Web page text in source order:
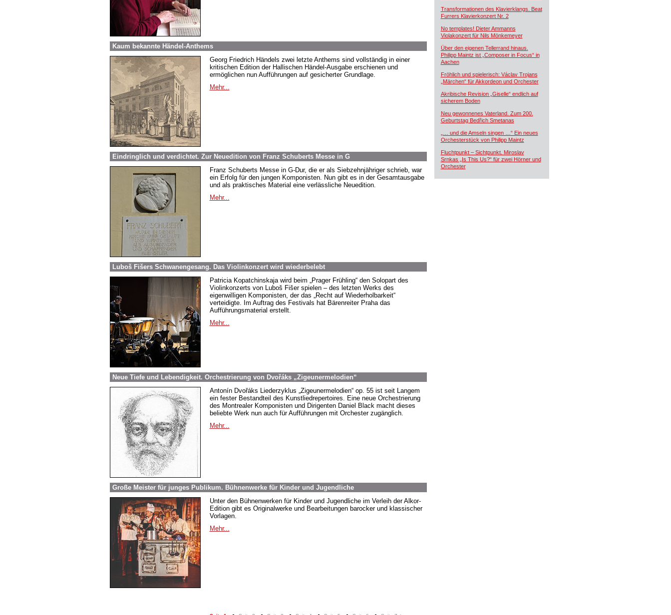
Kaum bekannte Händel-Anthems
Georg Friedrich Händels zwei letzte Anthems sind vollständig in einer
kritischen Edition der Hallischen Händel-Ausgabe erschienen und
ermöglichen nun Aufführungen auf gesicherter Grundlage.
Mehr...
Eindringlich und verdichtet. Zur Neuedition von Franz Schuberts Messe in G
Franz Schuberts Messe in G-Dur, die er als Siebzehnjähriger schrieb, war
ein Erfolg für den jungen Komponisten. Nun gibt es in der Gesamtausgabe
und als praktisches Material eine verlässliche Neuedition.
Mehr...
Luboš Fišers Schwanengesang. Das Violinkonzert wird wiederbelebt
Patricia Kopatchinskaja wird beim „Prager Frühling“ den Solopart des
Violinkonzerts von Luboš Fišer spielen – des letzten Werks des
eigenwilligen Komponisten, der das „Recht auf Wiederholbarkeit“
verteidigte. Im Auftrag des Festivals hat Bärenreiter Praha das
Aufführungsmaterial erstellt.
Mehr...
Neue Tiefe und Lebendigkeit. Orchestrierung von Dvořáks „Zigeunermelodien“
Antonín Dvořáks Liederzyklus „Zigeunermelodien“ op. 55 ist seit Langem
ein fester Bestandteil des Kunstliedrepertoires. Eine neue Orchestrierung
des Montrealer Komponisten und Dirigenten Daniel Black macht dieses
beliebte Werk nun auch für Aufführungen mit Orchester zugänglich.
Mehr...
Große Meister für junges Publikum. Bühnenwerke für Kinder und Jugendliche
Unter den Bühnenwerken für Kinder und Jugendliche im Verleih der Alkor-
Edition gibt es Originalwerke und Bearbeitungen barocker und klassischer
Vorlagen.
Mehr...
Transformationen des Klavierklangs. Beat
Furrers Klavierkonzert Nr. 2
No templates! Dieter Ammanns
Violakonzert für Nils Mönkemeyer
Über den eigenen Tellerrand hinaus.
Philipp Maintz ist „Composer in Focus“ in
Aachen
Fröhlich und spielerisch: Václav Trojans
„Märchen“ für Akkordeon und Orchester
Akribische Revision „Giselle“ endlich auf
sicherem Boden
Neu gewonnenes Vaterland. Zum 200.
Geburtstag Bedřich Smetanas
„… und die Amseln singen …“ Ein neues
Orchesterstück von Philipp Maintz
Fluchtpunkt – Sichtpunkt. Miroslav
Srnkas „Is This Us?“ für zwei Hörner und
Orchester